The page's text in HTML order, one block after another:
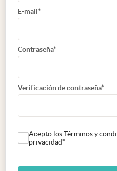
E-mail*
Contraseña*
Verificación de contraseña*
Acepto los Términos y
privacidad*